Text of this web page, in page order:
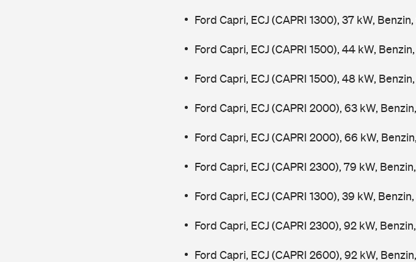
Ford Capri, ECJ (CAPRI 1300), 37 kW,
Ford Capri, ECJ (CAPRI 1500), 44 kW,
Ford Capri, ECJ (CAPRI 1500), 48 kW,
Ford Capri, ECJ (CAPRI 2000), 63 kW,
Ford Capri, ECJ (CAPRI 2000), 66 kW,
Ford Capri, ECJ (CAPRI 2300), 79 kW,
Ford Capri, ECJ (CAPRI 1300), 39 kW,
Ford Capri, ECJ (CAPRI 2300), 92 kW,
Ford Capri, ECJ (CAPRI 2600), 92 kW,